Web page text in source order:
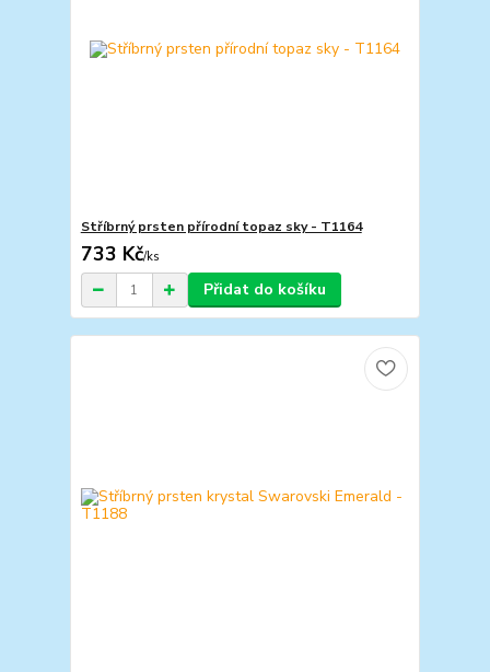
Stříbrný prsten přírodní topaz sky - T1164
733 Kč/ks
Přidat do košíku